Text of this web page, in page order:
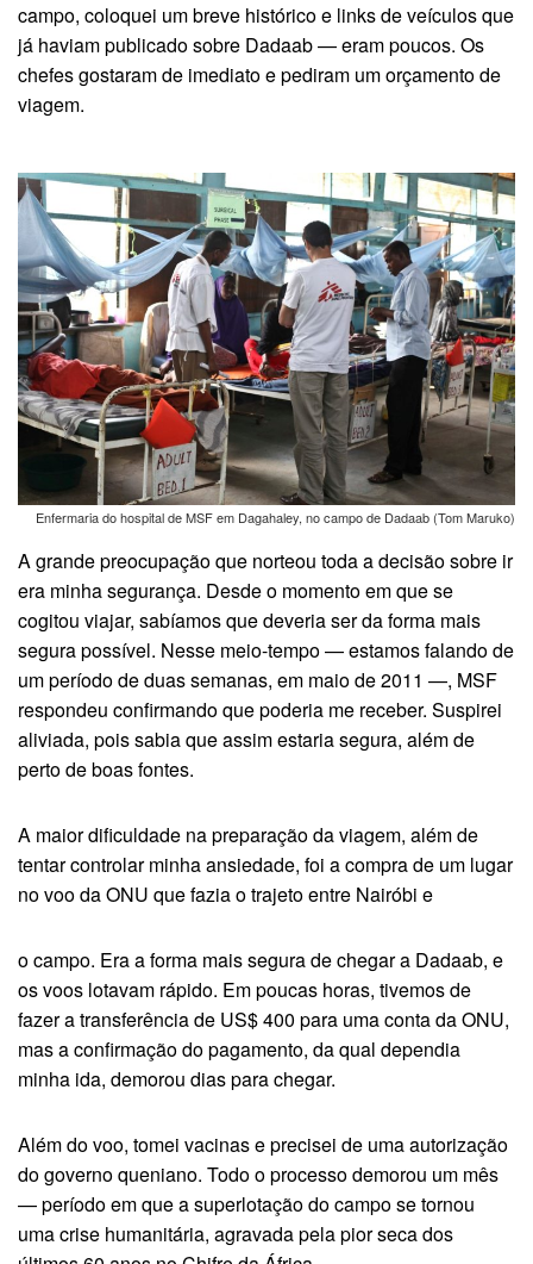
campo, coloquei um breve histórico e links de veículos que
já haviam publicado sobre Dadaab — eram poucos. Os
chefes gostaram de imediato e pediram um orçamento de
viagem.
Enfermaria do hospital de MSF em Dagahaley, no campo de Dadaab (Tom Maruko)
A grande preocupação que norteou toda a decisão sobre ir
era minha segurança. Desde o momento em que se
cogitou viajar, sabíamos que deveria ser da forma mais
segura possível. Nesse meio-tempo — estamos falando de
um período de duas semanas, em maio de 2011 —, MSF
respondeu confirmando que poderia me receber. Suspirei
aliviada, pois sabia que assim estaria segura, além de
perto de boas fontes.
A maior dificuldade na preparação da viagem, além de
tentar controlar minha ansiedade, foi a compra de um lugar
no voo da ONU que fazia o trajeto entre Nairóbi e
o campo. Era a forma mais segura de chegar a Dadaab, e
os voos lotavam rápido. Em poucas horas, tivemos de
fazer a transferência de US$ 400 para uma conta da ONU,
mas a confirmação do pagamento, da qual dependia
minha ida, demorou dias para chegar.
Além do voo, tomei vacinas e precisei de uma autorização
do governo queniano. Todo o processo demorou um mês
— período em que a superlotação do campo se tornou
uma crise humanitária, agravada pela pior seca dos